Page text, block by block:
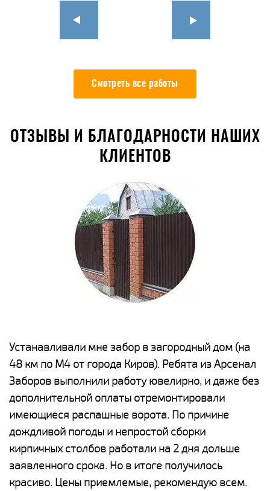
Смотреть все работы
ОТЗЫВЫ И БЛАГОДАРНОСТИ НАШИХ
КЛИЕНТОВ
Устанавливали мне забор в загородный дом (на
48 км по М4 от города Киров). Ребята из Арсенал
Заборов выполнили работу ювелирно, и даже без
дополнительной оплаты отремонтировали
имеющиеся распашные ворота. По причине
дождливой погоды и непростой сборки
кирпичных столбов работали на 2 дня дольше
заявленного срока. Но в итоге получилось
красиво. Цены приемлемые, рекомендую всем.